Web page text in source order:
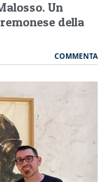
Un
della
COMMENTA